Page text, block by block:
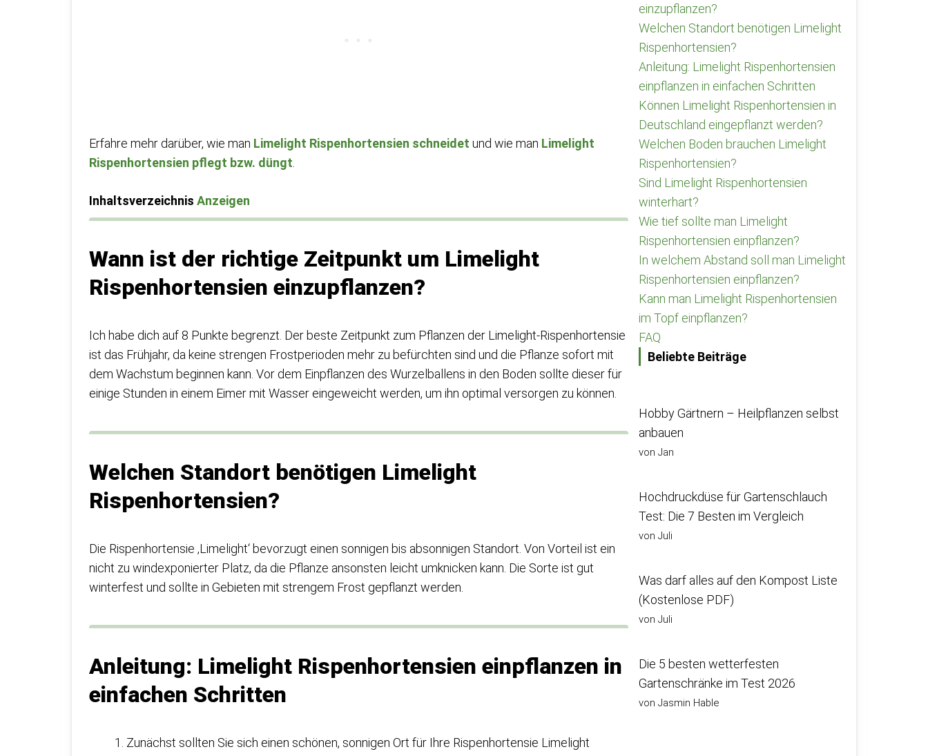
Erfahre mehr darüber, wie man Limelight Rispenhortensien schneidet und wie man Limelight
Rispenhortensien pflegt bzw. düngt
Inhaltsverzeichnis Anzeigen
Wann ist der richtige Zeitpunkt um Limelight
Rispenhortensien einzupflanzen?
Ich habe dich auf 8 Punkte begrenzt. Der beste Zeitpunkt zum Pflanzen der Limelight-Rispenhortensie
ist das Frühjahr, da keine strengen Frostperioden mehr zu befürchten sind und die Pflanze sofort mit
dem Wachstum beginnen kann. Vor dem Einpflanzen des Wurzelballens in den Boden sollte dieser für
einige Stunden in einem Eimer mit Wasser eingeweicht werden, um ihn optimal versorgen zu können.
Welchen Standort benötigen Limelight
Rispenhortensien?
Die Rispenhortensie ‚Limelight‘ bevorzugt einen sonnigen bis absonnigen Standort. Von Vorteil ist ein
nicht zu windexponierter Platz, da die Pflanze ansonsten leicht umknicken kann. Die Sorte ist gut
winterfest und sollte in Gebieten mit strengem Frost gepflanzt werden.
Anleitung: Limelight Rispenhortensien einpflanzen in
einfachen Schritten
Zunächst sollten Sie sich einen schönen, sonnigen Ort für Ihre Rispenhortensie Limelight
einzupflanzen?
Welchen Standort benötigen Limelight
Rispenhortensien?
Anleitung: Limelight Rispenhortensien
einpflanzen in einfachen Schritten
Können Limelight Rispenhortensien in
Deutschland eingepflanzt werden?
Welchen Boden brauchen Limelight
Rispenhortensien?
Sind Limelight Rispenhortensien
winterhart?
Wie tief sollte man Limelight
Rispenhortensien einpflanzen?
In welchem Abstand soll man Limelight
Rispenhortensien einpflanzen?
Kann man Limelight Rispenhortensien
im Topf einpflanzen?
FAQ
Beliebte Beiträge
Hobby Gärtnern – Heilpflanzen selbst
anbauen
von Jan
Hochdruckdüse für Gartenschlauch
Test: Die 7 Besten im Vergleich
von Juli
Was darf alles auf den Kompost Liste
(Kostenlose PDF)
von Juli
Die 5 besten wetterfesten
Gartenschränke im Test 2026
von Jasmin Hable